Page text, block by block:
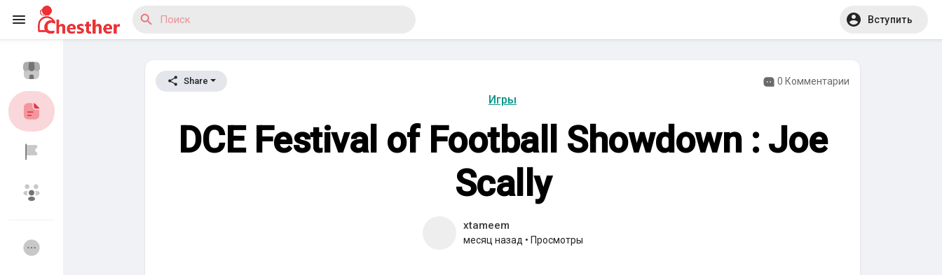
Вступить
Share 0 Комментарии
Игры
DCE Festival of Football Showdown : Joe
Scally
xtameem
месяц назад • Просмотры